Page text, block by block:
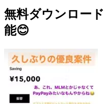
無料ダウンロー
能😊